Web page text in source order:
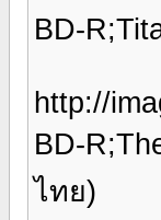
BD-
http://
BD-
ไทย)